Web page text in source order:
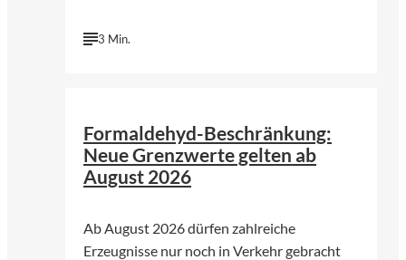
3 Min.
Formaldehyd-Beschränkung:
Neue Grenzwerte gelten ab
August 2026
Ab August 2026 dürfen zahlreiche
Erzeugnisse nur noch in Verkehr gebracht